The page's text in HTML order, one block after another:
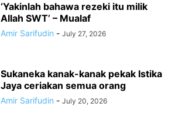
‘Yakinlah bahawa rezeki itu milik
Allah SWT’ – Mualaf
Amir Sarifudin - July 27, 2026
Sukaneka kanak-kanak pekak Istika
Jaya ceriakan semua orang
Amir Sarifudin - July 20, 2026